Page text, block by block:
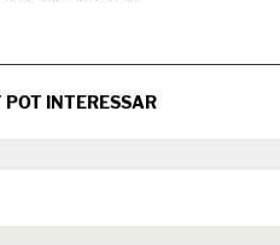
POT INTERESSAR